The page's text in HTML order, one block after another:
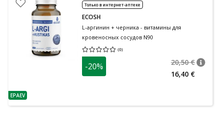
nõuanne
EPAEV
Только в интернет-аптеке
ECOSH
L-аргинин + черника - витамины для
кровеносных сосудов N90
(0)
Средняя оценка 0.00
-20% 20,50 €
16,40 €